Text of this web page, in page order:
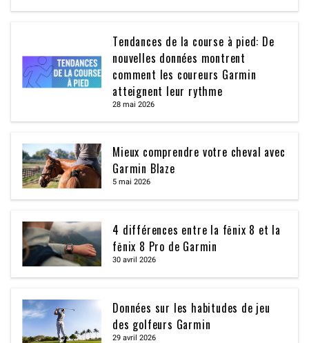
Tendances de la course à pied: De
nouvelles données montrent
comment les coureurs Garmin
atteignent leur rythme
28 mai 2026
Mieux comprendre votre cheval avec
Garmin Blaze
5 mai 2026
4 différences entre la fēnix 8 et la
fēnix 8 Pro de Garmin
30 avril 2026
Données sur les habitudes de jeu
des golfeurs Garmin
29 avril 2026